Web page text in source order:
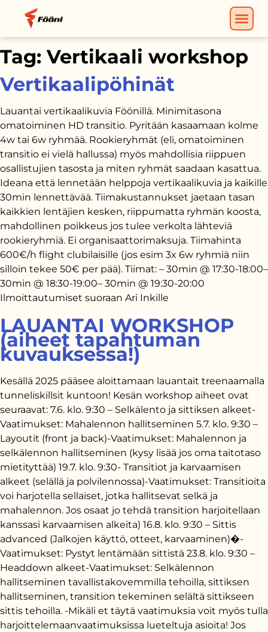
Tag: Vertikaali workshop
Vertikaalipöhinät
Lauantai vertikaalikuvia Föönillä. Minimitasona
omatoiminen HD transitio. Pyritään kasaamaan kolme
4w tai 6w ryhmää. Rookieryhmät (eli, omatoiminen
transitio ei vielä hallussa) myös mahdollisia riippuen
osallistujien tasosta ja miten ryhmät saadaan kasattua.
Ideana että lennetään helppoja vertikaalikuvia ja kaikille
30min lennettävää. Tiimakustannukset jaetaan tasan
kaikkien lentäjien kesken, riippumatta ryhmän koosta,
mahdollinen poikkeus jos tulee verkolta lähteviä
rookieryhmiä. Ei organisaattorimaksuja. Tiimahinta
600€/h flight clubilaisille (jos esim 3x 6w ryhmiä niin
silloin tekee 50€ per pää). Tiimat: – 30min @ 17:30-18:00–
30min @ 18:30-19:00– 30min @ 19:30-20:00
Ilmoittautumiset suoraan Ari Inkille
LAUANTAI WORKSHOP
(aiheet tapahtuman
kuvauksessa!)
Kesällä 2025 pääsee aloittamaan lauantait treenaamalla
tunneliskillsit kuntoon! Kesän workshop aiheet ovat
seuraavat: 7.6. klo. 9:30 – Selkälento ja sittiksen alkeet-
Vaatimukset: Mahalennon hallitseminen 5.7. klo. 9:30 –
Layoutit (front ja back)-Vaatimukset: Mahalennon ja
selkälennon hallitseminen (kysy lisää jos oma taitotaso
mietityttää) 19.7. klo. 9:30- Transitiot ja karvaamisen
alkeet (selällä ja polvilennossa)-Vaatimukset: Transitioita
voi harjotella sellaiset, jotka hallitsevat selkä ja
mahalennon. Jos osaat jo tehdä transition harjoitellaan
kanssasi karvaamisen alkeita) 16.8. klo. 9:30 – Sittis
advanced (Jalkojen käyttö, otteet, karvaaminen)�-
Vaatimukset: Pystyt lentämään sittistä 23.8. klo. 9:30 –
Headdown alkeet-Vaatimukset: Selkälennon
hallitseminen tavallistakovemmilla tehoilla, sittiksen
hallitseminen, transition tekeminen selältä sittikseen
sittis tehoilla. -Mikäli et täytä vaatimuksia voit myös tulla
harjoittelemaanvaatimuksissa lueteltuja asioita! Jos